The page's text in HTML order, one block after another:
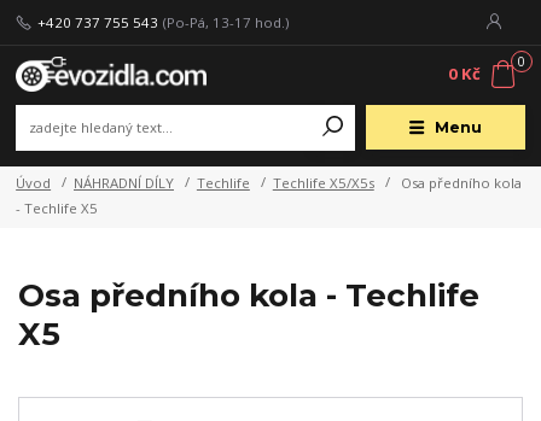
Menu
+420 737 755 543 (Po-Pá, 13-17 hod.)
0
0 Kč
Úvod NÁHRADNÍ DÍLY Techlife Techlife X5/X5s
Osa předního kola
- Techlife X5
Osa předního kola - Techlife
X5